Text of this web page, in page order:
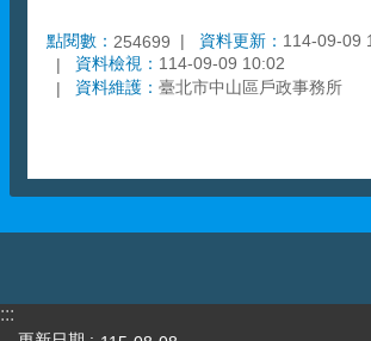
點閱數： 254699 資料更新： 114-09-09
資料檢視： 114-09-09 10:02
資料維護： 臺北市中山區戶政事務所
:::